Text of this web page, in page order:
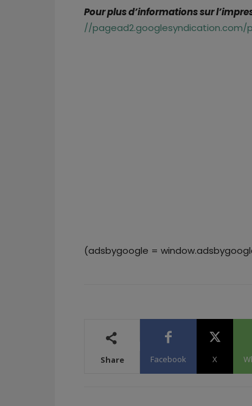
Pour plus d’informations sur
//pagead2.googlesyndication.com/
(adsbygoogle =
Share Facebook X